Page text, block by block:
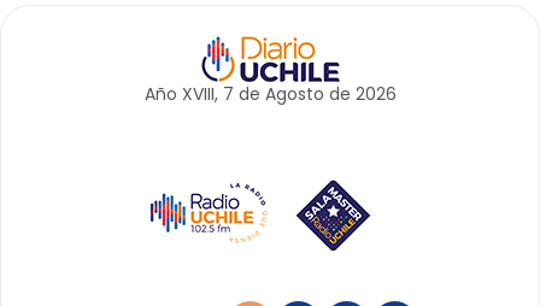
Año XVIII, 7 de Agosto de 2026